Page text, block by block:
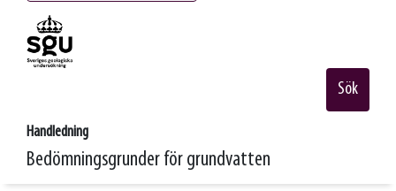
Handledning
Bedömningsgrunder för grundvatten
Sök